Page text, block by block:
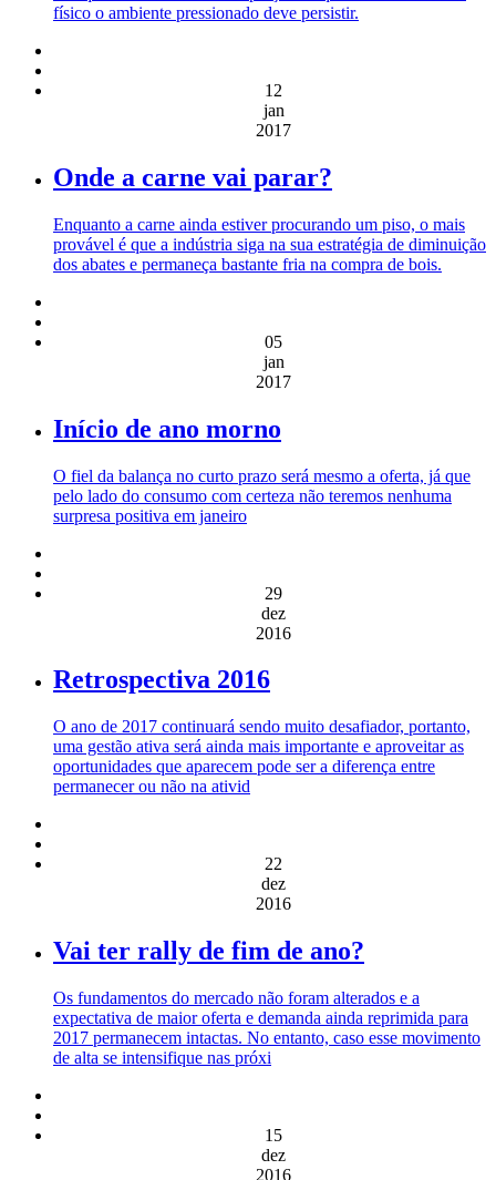
físico o ambiente pressionado deve persistir.
12
jan
2017
Onde a carne vai parar?
Enquanto a carne ainda estiver procurando um piso, o mais
provável é que a indústria siga na sua estratégia de diminuição
dos abates e permaneça bastante fria na compra de bois.
05
jan
2017
Início de ano morno
O fiel da balança no curto prazo será mesmo a oferta, já que
pelo lado do consumo com certeza não teremos nenhuma
surpresa positiva em janeiro
29
dez
2016
Retrospectiva 2016
O ano de 2017 continuará sendo muito desafiador, portanto,
uma gestão ativa será ainda mais importante e aproveitar as
oportunidades que aparecem pode ser a diferença entre
permanecer ou não na ativid
22
dez
2016
Vai ter rally de fim de ano?
Os fundamentos do mercado não foram alterados e a
expectativa de maior oferta e demanda ainda reprimida para
2017 permanecem intactas. No entanto, caso esse movimento
de alta se intensifique nas próxi
15
dez
2016